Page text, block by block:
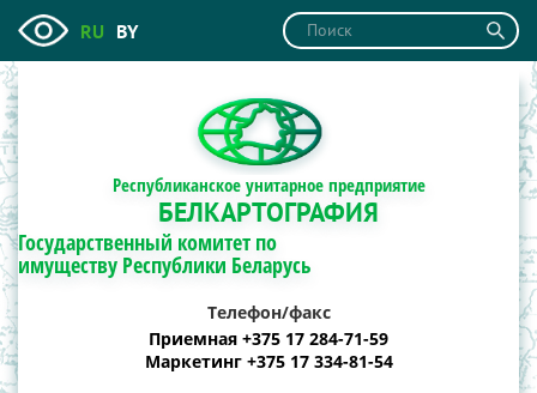
RU BY
Республиканское унитарное предприятие
БЕЛКАРТОГРАФИЯ
Государственный комитет по
имуществу Республики Беларусь
Телефон/факс
Приемная +375 17 284-71-59
Маркетинг +375 17 334-81-54